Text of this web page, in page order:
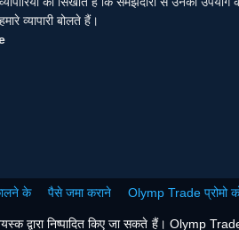
व्यापारी बोलते हैं।
के पैसे जमा कराने Olymp Trade प्रोमो
द्वारा निष्पादित किए जा सकते हैं। Olymp